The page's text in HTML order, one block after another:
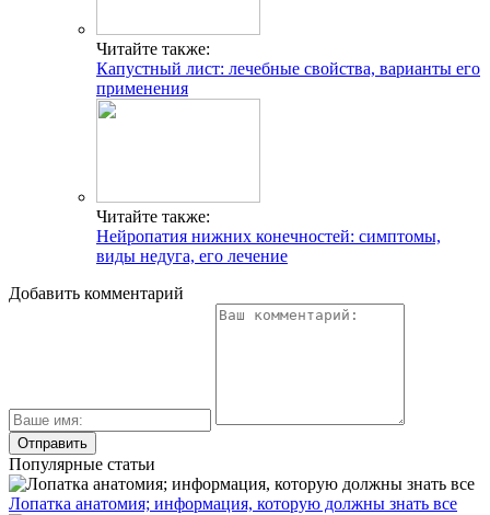
Читайте также:
Капустный лист: лечебные свойства, варианты его
применения
Читайте также:
Нейропатия нижних конечностей: симптомы,
виды недуга, его лечение
Добавить комментарий
Популярные статьи
Лопатка анатомия; информация, которую должны знать все